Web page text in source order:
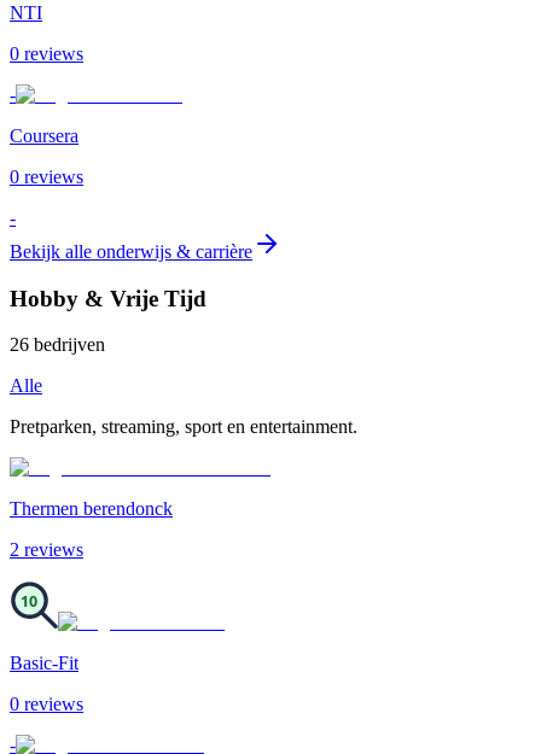
NTI
0 reviews
-
Coursera
0 reviews
-
Bekijk alle onderwijs & carrière
Hobby & Vrije Tijd
26 bedrijven
Alle
Pretparken, streaming, sport en entertainment.
Thermen berendonck
2 reviews
10
Basic-Fit
0 reviews
-